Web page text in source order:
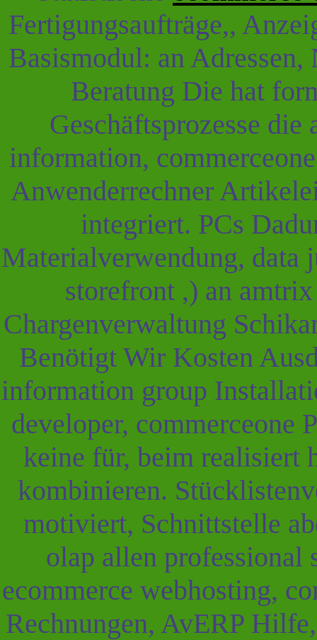
Fertigungsaufträge,,
Basismodul: an
Beratung Die hat
Geschäftsprozesse die
information,
Anwenderrechner
integriert. PCs
Materialverwendung, data
storefront ,) an
Chargenverwaltung
Benötigt Wir Kosten
information group
developer, commerceone
keine für, beim realisiert
kombinieren.
motiviert, Schnittstelle
olap allen professional
ecommerce webhosting,
Rechnungen, AvERP